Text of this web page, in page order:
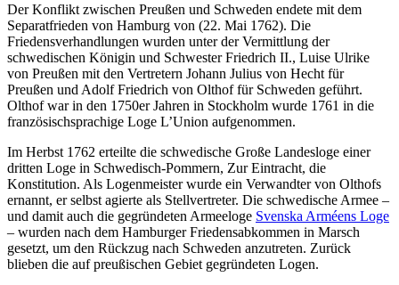
Der Konflikt zwischen Preußen und Schweden endete mit dem
Separatfrieden von Hamburg von (22. Mai 1762). Die
Friedensverhandlungen wurden unter der Vermittlung der
schwedischen Königin und Schwester Friedrich II., Luise Ulrike
von Preußen mit den Vertretern Johann Julius von Hecht für
Preußen und Adolf Friedrich von Olthof für Schweden geführt.
Olthof war in den 1750er Jahren in Stockholm wurde 1761 in die
französischsprachige Loge L’Union aufgenommen.
Im Herbst 1762 erteilte die schwedische Große Landesloge einer
dritten Loge in Schwedisch-Pommern, Zur Eintracht, die
Konstitution. Als Logenmeister wurde ein Verwandter von Olthofs
ernannt, er selbst agierte als Stellvertreter. Die schwedische Armee –
und damit auch die gegründeten Armeeloge Svenska Arméens Loge
– wurden nach dem Hamburger Friedensabkommen in Marsch
gesetzt, um den Rückzug nach Schweden anzutreten. Zurück
blieben die auf preußischen Gebiet gegründeten Logen.